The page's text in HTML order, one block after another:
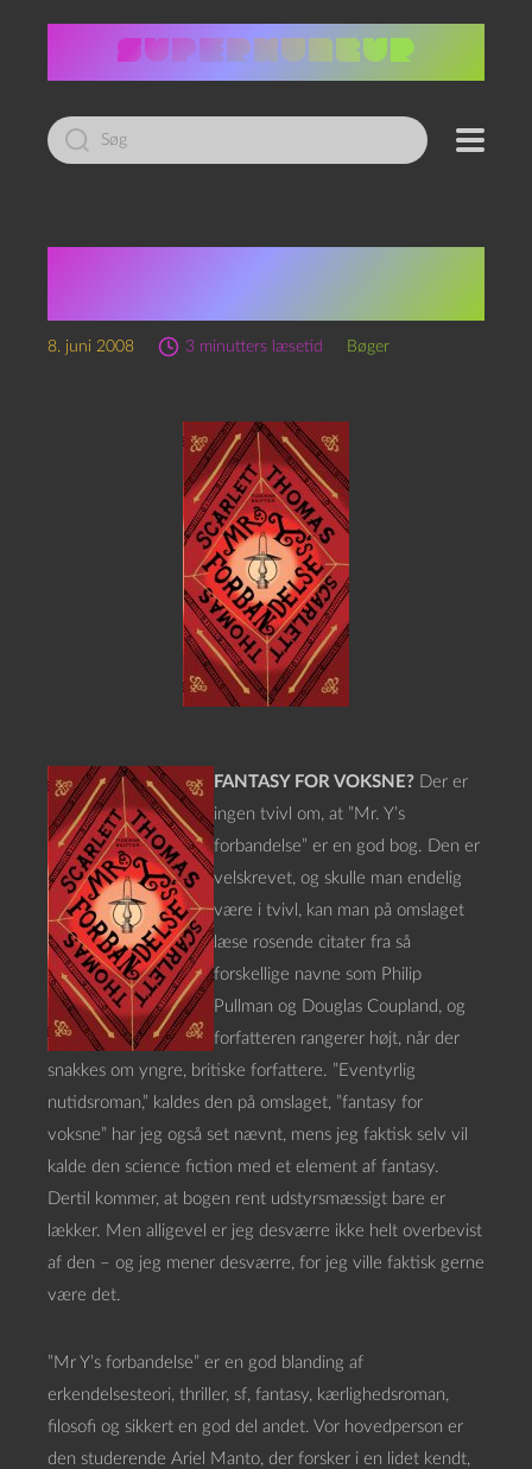
Led
efter:
8. juni 2008 3 minutters læsetid Bøger
FANTASY FOR VOKSNE? Der er
ingen tvivl om, at ”Mr. Y’s
forbandelse” er en god bog. Den er
velskrevet, og skulle man endelig
være i tvivl, kan man på omslaget
læse rosende citater fra så
forskellige navne som Philip
Pullman og Douglas Coupland, og
forfatteren rangerer højt, når der
snakkes om yngre, britiske forfattere. ”Eventyrlig
nutidsroman,” kaldes den på omslaget, ”fantasy for
voksne” har jeg også set nævnt, mens jeg faktisk selv vil
kalde den science fiction med et element af fantasy.
Dertil kommer, at bogen rent udstyrsmæssigt bare er
lækker. Men alligevel er jeg desværre ikke helt overbevist
af den – og jeg mener desværre, for jeg ville faktisk gerne
være det.
”Mr Y’s forbandelse” er en god blanding af
erkendelsesteori, thriller, sf, fantasy, kærlighedsroman,
filosofi og sikkert en god del andet. Vor hovedperson er
den studerende Ariel Manto, der forsker i en lidet kendt,